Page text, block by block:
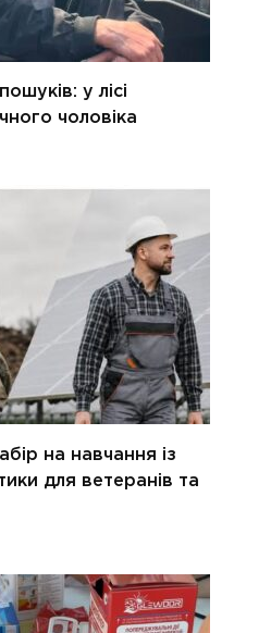
у лісі
чоловіка
на навчання із
для ветеранів та